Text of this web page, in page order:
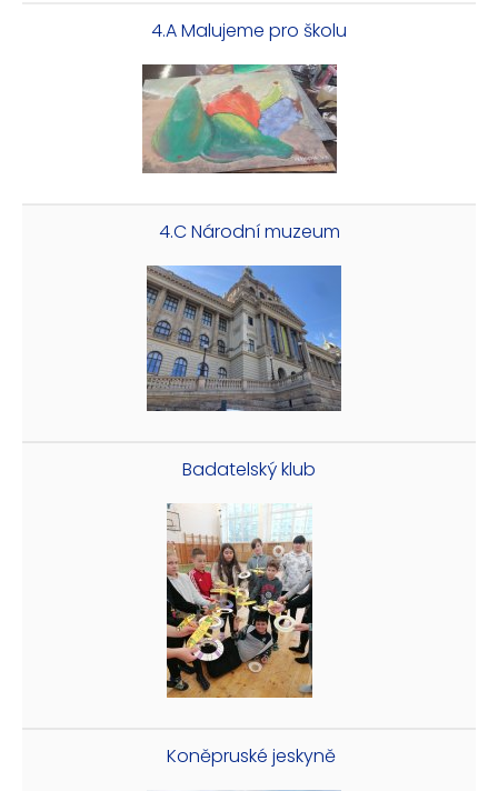
4.A Malujeme pro školu
4.C Národní muzeum
Badatelský klub
Koněpruské jeskyně